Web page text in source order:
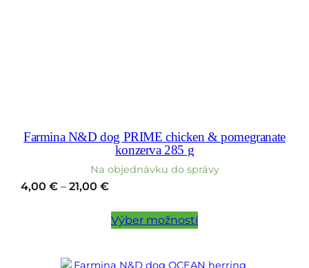
Farmina N&D dog PRIME chicken & pomegranate
konzerva 285 g
Na objednávku do správy
4,00 € – 21,00 €Price
4,00 €
Výber možností